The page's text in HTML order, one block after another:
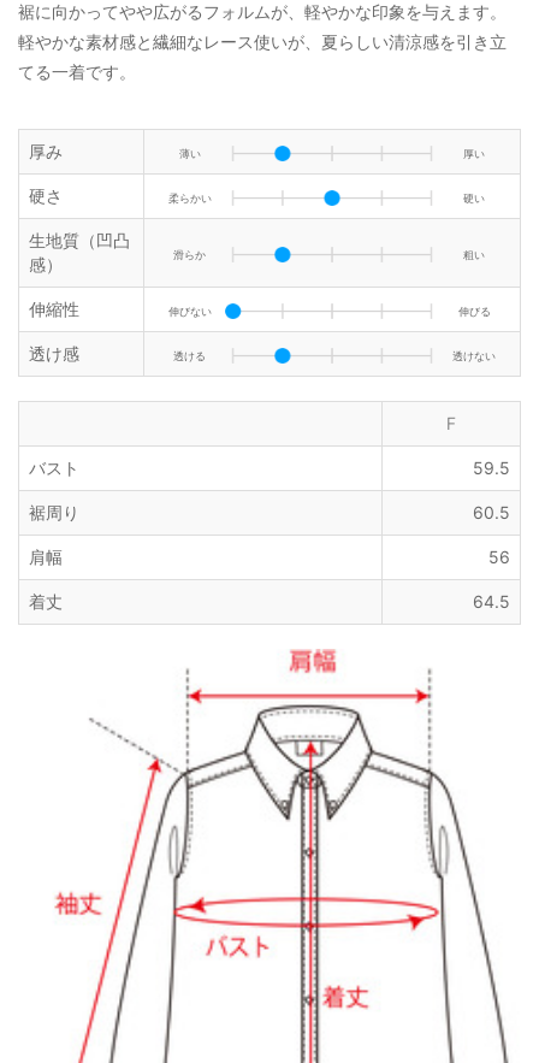
裾に向かってやや広がるフォルムが、軽やかな印象を与えます。
軽やかな素材感と繊細なレース使いが、夏らしい清涼感を引き立
てる一着です。
厚み 薄い 厚い
硬さ 柔らかい 硬い
生地質（凹凸
感）
滑らか 粗い
伸縮性 伸びない 伸びる
透け感 透ける 透けない
F
バスト 59.5
裾周り 60.5
肩幅 56
着丈 64.5